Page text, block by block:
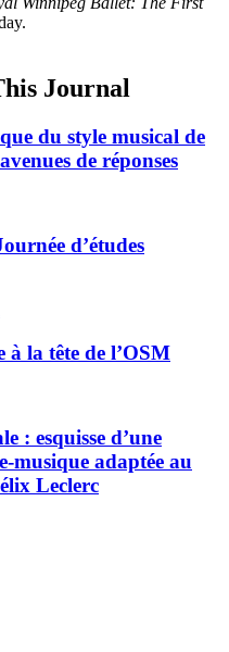
Journal
du style musical de
de réponses
d’études
à la tête de l’OSM
: esquisse d’une
musique adaptée au
Leclerc